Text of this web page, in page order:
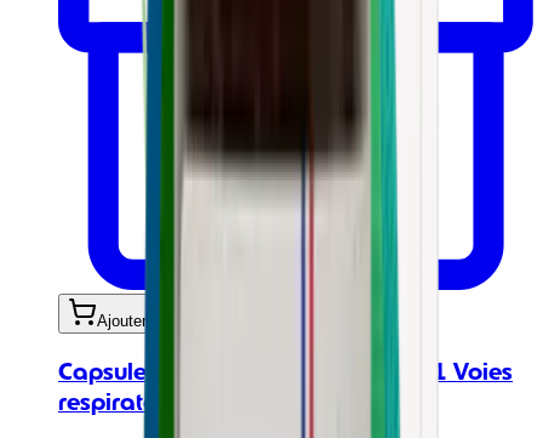
Ajouter au panier
Capsules aux huiles essentielles - 1 Voies
respiratoires BIO - 30 caps